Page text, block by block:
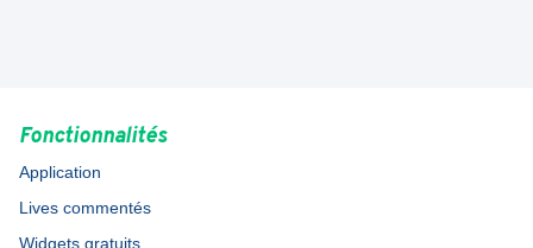
Fonctionnalités
Application
Lives commentés
Widgets gratuits